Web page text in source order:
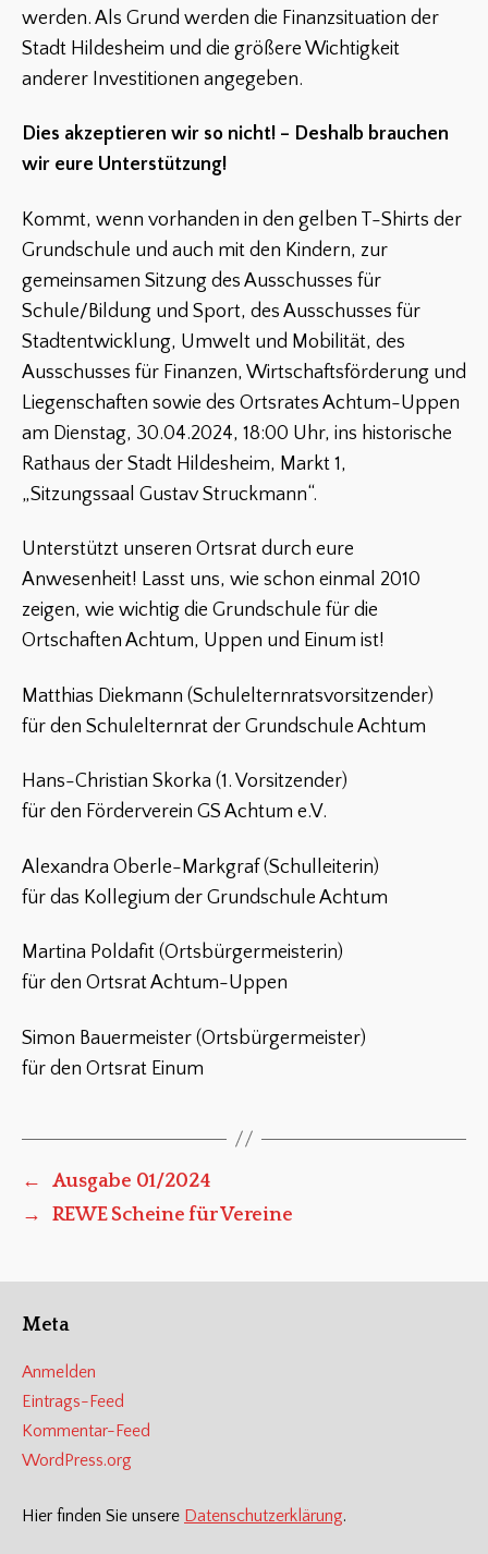
werden. Als Grund werden die Finanzsituation der
Stadt Hildesheim und die größere Wichtigkeit
anderer Investitionen angegeben.
Dies akzeptieren wir so nicht! – Deshalb brauchen
wir eure Unterstützung!
Kommt, wenn vorhanden in den gelben T-Shirts der
Grundschule und auch mit den Kindern, zur
gemeinsamen Sitzung des Ausschusses für
Schule/Bildung und Sport, des Ausschusses für
Stadtentwicklung, Umwelt und Mobilität, des
Ausschusses für Finanzen, Wirtschaftsförderung und
Liegenschaften sowie des Ortsrates Achtum-Uppen
am Dienstag, 30.04.2024, 18:00 Uhr, ins historische
Rathaus der Stadt Hildesheim, Markt 1,
„Sitzungssaal Gustav Struckmann“.
Unterstützt unseren Ortsrat durch eure
Anwesenheit! Lasst uns, wie schon einmal 2010
zeigen, wie wichtig die Grundschule für die
Ortschaften Achtum, Uppen und Einum ist!
Matthias Diekmann (Schulelternratsvorsitzender)
für den Schulelternrat der Grundschule Achtum
Hans-Christian Skorka (1. Vorsitzender)
für den Förderverein GS Achtum e.V.
Alexandra Oberle-Markgraf (Schulleiterin)
für das Kollegium der Grundschule Achtum
Martina Poldafit (Ortsbürgermeisterin)
für den Ortsrat Achtum-Uppen
Simon Bauermeister (Ortsbürgermeister)
für den Ortsrat Einum
←
Ausgabe 01/2024
→
REWE Scheine für Vereine
Meta
Anmelden
Eintrags-Feed
Kommentar-Feed
WordPress.org
Hier finden Sie unsere Datenschutzerklärung.